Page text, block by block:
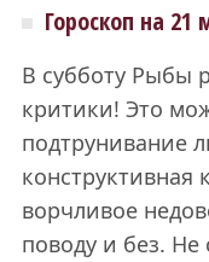
Гороскоп на
В субботу Рыбы
критики! Это
подтрунивание
конструктивная
ворчливое
поводу и без. Не